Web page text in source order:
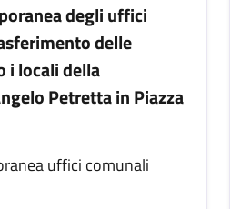
degli uffici
delle
i locali della
Petretta in Piazza
uffici comunali